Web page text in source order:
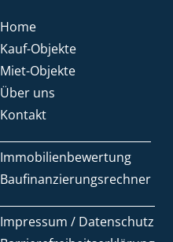
Home
Kauf-Objekte
Miet-Objekte
Über uns
Kontakt
Immobilienbewertung
Baufinanzierungsrechner
Impressum / Datenschutz